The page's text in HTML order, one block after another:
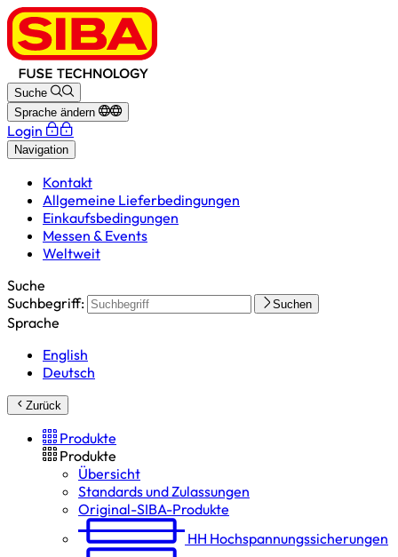
Suche
Sprache ändern
Login
Navigation
Kontakt
Allgemeine Lieferbedingungen
Einkaufsbedingungen
Messen & Events
Weltweit
Suche
Suchbegriff:
Suchen
Sprache
English
Deutsch
Zurück
Produkte
Produkte
Übersicht
Standards und Zulassungen
Original-SIBA-Produkte
HH Hochspannungs­sicherungen